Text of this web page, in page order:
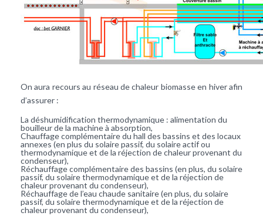
On aura recours au réseau de chaleur biomasse en hiver afin
d’assurer :
La déshumidification thermodynamique : alimentation du
bouilleur de la machine à absorption,
Chauffage complémentaire du hall des bassins et des locaux
annexes (en plus du solaire passif, du solaire actif ou
thermodynamique et de la réjection de chaleur provenant du
condenseur),
Réchauffage complémentaire des bassins (en plus, du solaire
passif, du solaire thermodynamique et de la réjection de
chaleur provenant du condenseur),
Réchauffage de l’eau chaude sanitaire (en plus, du solaire
passif, du solaire thermodynamique et de la réjection de
chaleur provenant du condenseur),